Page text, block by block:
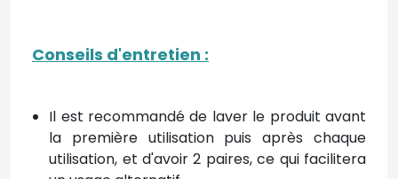
Conseils d'entretien :
Il est recommandé de laver le produit avant
la première utilisation puis après chaque
utilisation, et d'avoir 2 paires, ce qui facilitera